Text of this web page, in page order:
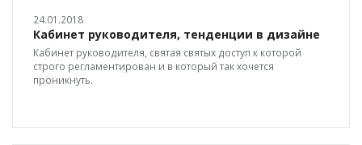
24.01.2018
Кабинет руководителя, тенденции в дизайне
Кабинет руководителя, святая святых доступ к которой
строго регламентирован и в который так хочется
проникнуть.